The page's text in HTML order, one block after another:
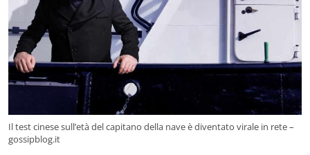
Il test cinese sull’età del capitano della nave è diventato virale in rete –
gossipblog.it